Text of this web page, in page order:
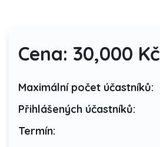
Cena: 30,000 Kč
Maximální počet účastníků:
Přihlášených účastníků:
Termín: